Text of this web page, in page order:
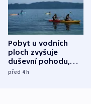
Pobyt u vodních
ploch zvyšuje
duševní pohodu,
ukázala
před 4h